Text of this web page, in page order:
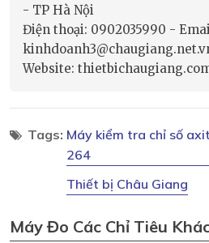
- TP Hà Nội
Điện thoại: 0902035990 -
Website:
Tags: Máy kiểm tra chỉ số
264
Thiết bị Châu Giang
Máy Đo Các Chỉ Tiêu